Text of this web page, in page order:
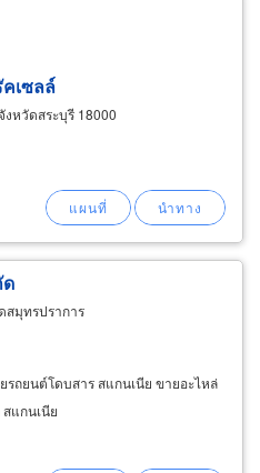
เซลล์
งหวัดสระบุรี 18000
สมุทรปราการ
ถยนต์โดบสาร สแกนเนีย ขายอะไหล่
แกนเนีย